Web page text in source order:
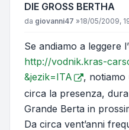
DIE GROSS BERTHA
Messaggio
da giovanni47 »18/05/2009,
Se andiamo a leggere
http://vodnik.kras-
&jezik=ITA
, notiamo
circa la presenza,
Grande Berta in
Da circa vent’anni